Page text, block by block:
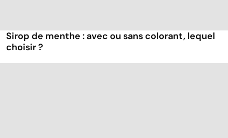
Sirop de menthe : avec ou sans colorant, lequel
choisir ?